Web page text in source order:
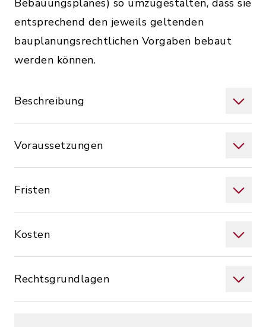
Bebauungsplanes) so umzugestalten, dass sie
entsprechend den jeweils geltenden
bauplanungsrechtlichen Vorgaben bebaut
werden können.
Beschreibung
Voraussetzungen
Fristen
Kosten
Rechtsgrundlagen